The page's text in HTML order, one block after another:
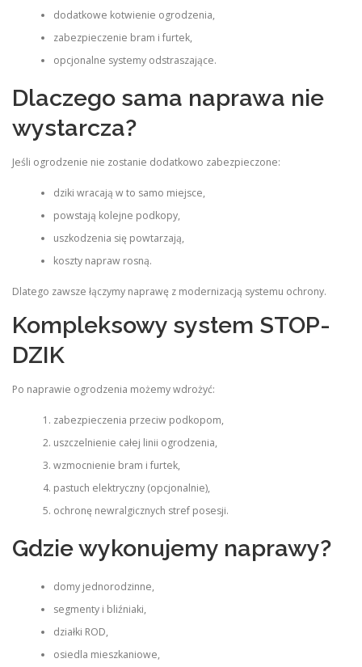
dodatkowe kotwienie ogrodzenia,
zabezpieczenie bram i furtek,
opcjonalne systemy odstraszające.
Dlaczego sama naprawa nie
wystarcza?
Jeśli ogrodzenie nie zostanie dodatkowo zabezpieczone:
dziki wracają w to samo miejsce,
powstają kolejne podkopy,
uszkodzenia się powtarzają,
koszty napraw rosną.
Dlatego zawsze łączymy naprawę z modernizacją systemu ochrony.
Kompleksowy system STOP-
DZIK
Po naprawie ogrodzenia możemy wdrożyć:
zabezpieczenia przeciw podkopom,
uszczelnienie całej linii ogrodzenia,
wzmocnienie bram i furtek,
pastuch elektryczny (opcjonalnie),
ochronę newralgicznych stref posesji.
Gdzie wykonujemy naprawy?
domy jednorodzinne,
segmenty i bliźniaki,
działki ROD,
osiedla mieszkaniowe,